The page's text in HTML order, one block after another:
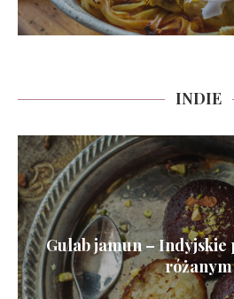
INDIE
Gulab jamun – Indyjskie
różanym